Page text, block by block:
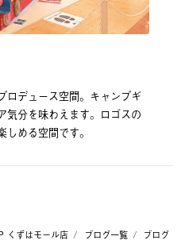
ロデュース空間。キャンプギ
気分を味わえます。ロゴスの
める空間です。
くずはモール店 ブログ一覧 ブログ